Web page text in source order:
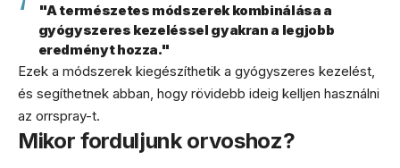
"A természetes módszerek kombinálása a
gyógyszeres kezeléssel gyakran a legjobb
eredményt hozza."
Ezek a módszerek kiegészíthetik a gyógyszeres kezelést,
és segíthetnek abban, hogy rövidebb ideig kelljen használni
az orrspray-t.
Mikor forduljunk orvoshoz?